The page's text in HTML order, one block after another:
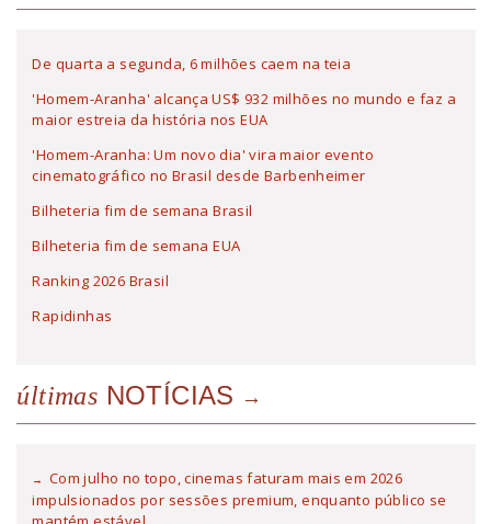
De quarta a segunda, 6 milhões caem na teia
'Homem-Aranha' alcança US$ 932 milhões no mundo e faz a
maior estreia da história nos EUA
'Homem-Aranha: Um novo dia' vira maior evento
cinematográfico no Brasil desde Barbenheimer
Bilheteria fim de semana Brasil
Bilheteria fim de semana EUA
Ranking 2026 Brasil
Rapidinhas
últimas NOTÍCIAS
Com julho no topo, cinemas faturam mais em 2026
impulsionados por sessões premium, enquanto público se